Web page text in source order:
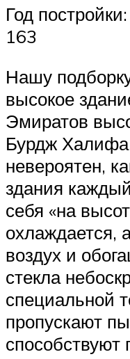
Год
163
Нашу
высокое
Эмиратов
Бурдж Халифа
невероятен,
здания
себя «на
охлаждается,
воздух и
стекла
специальной
пропускают